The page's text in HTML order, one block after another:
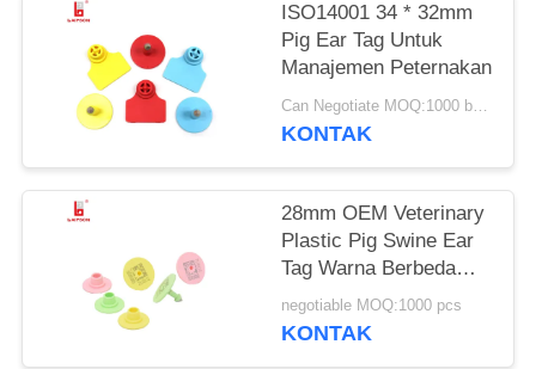
ISO14001 34 * 32mm
Pig Ear Tag Untuk
Manajemen Peternakan
Can Negotiate MOQ:1000 buah
KONTAK
28mm OEM Veterinary
Plastic Pig Swine Ear
Tag Warna Berbeda
Untuk Pertanian
negotiable MOQ:1000 pcs
KONTAK